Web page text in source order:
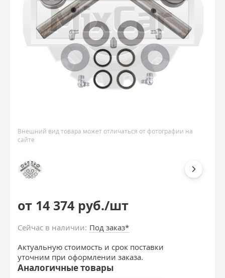
Внешний вид товара может отличаться от фотографии на
сайте
от 14 374 руб./шт
Сейчас в наличии: Под заказ*
Актуальную стоимость и срок поставки
уточним при оформлении заказа.
Аналогичные товары